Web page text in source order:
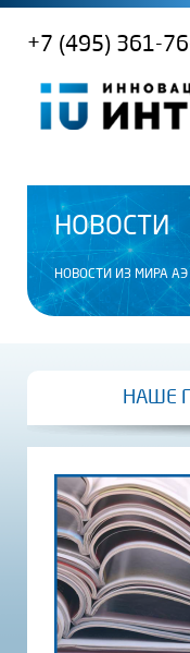
+7 (495) 361-
НОВОСТИ
НОВОСТИ ИЗ МИРА
НАШЕ